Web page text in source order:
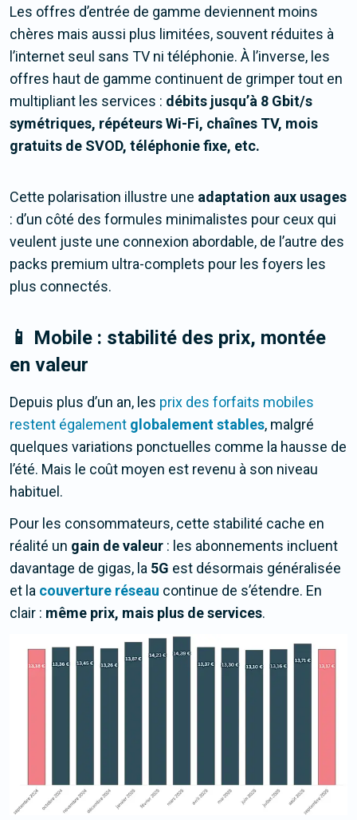
Les offres d’entrée de gamme deviennent moins
chères mais aussi plus limitées, souvent réduites à
l’internet seul sans TV ni téléphonie. À l’inverse, les
offres haut de gamme continuent de grimper tout en
multipliant les services : débits jusqu’à 8 Gbit/s
symétriques, répéteurs Wi-Fi, chaînes TV, mois
gratuits de SVOD, téléphonie fixe, etc.
Cette polarisation illustre une adaptation aux usages
: d’un côté des formules minimalistes pour ceux qui
veulent juste une connexion abordable, de l’autre des
packs premium ultra-complets pour les foyers les
plus connectés.
📱 Mobile : stabilité des prix, montée
en valeur
Depuis plus d’un an, les prix des forfaits mobiles
restent également globalement stables, malgré
quelques variations ponctuelles comme la hausse de
l’été. Mais le coût moyen est revenu à son niveau
habituel.
Pour les consommateurs, cette stabilité cache en
réalité un gain de valeur : les abonnements incluent
davantage de gigas, la 5G est désormais généralisée
et la couverture réseau continue de s’étendre. En
clair : même prix, mais plus de services.